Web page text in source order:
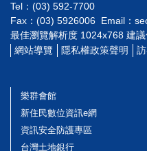
Tel：(03) 592-7700
Fax：(03) 5926006 Email：
最佳瀏覽解析度 1024x768 建
網站導覽
隱私權政策聲明
樂群會館
新住民數位資訊e網
資訊安全防護專區
台灣土地銀行